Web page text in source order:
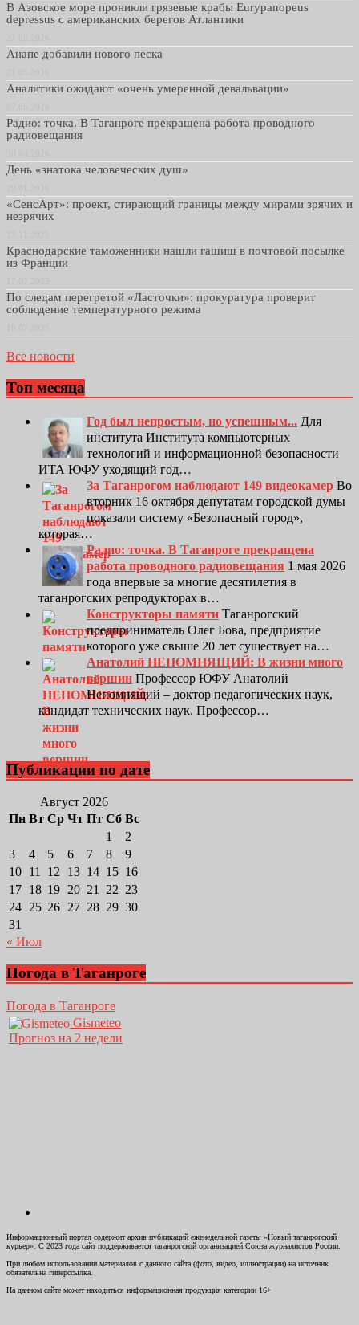
В Азовское море проникли грязевые крабы Eurypanopeus
depressus с американских берегов Атлантики
Анапе добавили нового песка
Аналитики ожидают «очень умеренной девальвации»
Радио: точка. В Таганроге прекращена работа проводного
радиовещания
День «знатока человеческих душ»
«СенсАрт»: проект, стирающий границы между мирами зрячих и
незрячих
Краснодарские таможенники нашли гашиш в почтовой посылке
из Франции
По следам перегретой «Ласточки»: прокуратура проверит
соблюдение температурного режима
Все новости
Топ месяца
Год был непростым, но успешным... Для
института Института компьютерных
технологий и информационной безопасности
ИТА ЮФУ уходящий год…
За Таганрогом наблюдают 149 видеокамер Во
вторник 16 октября депутатам городской думы
показали систему «Безопасный город»,
которая…
Радио: точка. В Таганроге прекращена
работа проводного радиовещания 1 мая 2026
года впервые за многие десятилетия в
таганрогских репродукторах в…
Конструкторы памяти Таганрогский
предприниматель Олег Бова, предприятие
которого уже свыше 20 лет существует на…
Анатолий НЕПОМНЯЩИЙ: В жизни много
вершин Профессор ЮФУ Анатолий
Непомнящий – доктор педагогических наук,
кандидат технических наук. Профессор…
Публикации по дате
Август 2026
Пн Вт Ср Чт Пт Сб Вс
1
2
3
4 5 6 7 8
9
10 11 12 13 14 15 16
17 18 19 20 21 22 23
24 25 26 27 28 29 30
31
« Июл
Погода в Таганроге
Погода в Таганроге
Gismeteo
Прогноз на 2 недели
Информационный портал содержит архив публикаций еженедельной газеты «Новый таганрогский
курьер». С 2023 года сайт поддерживается таганрогской организацией Союза журналистов России.
При любом использовании материалов с данного сайта (фото, видео, иллюстрации) на источник
обязательна гиперссылка.
На данном сайте может находиться информационная продукция категории 16+